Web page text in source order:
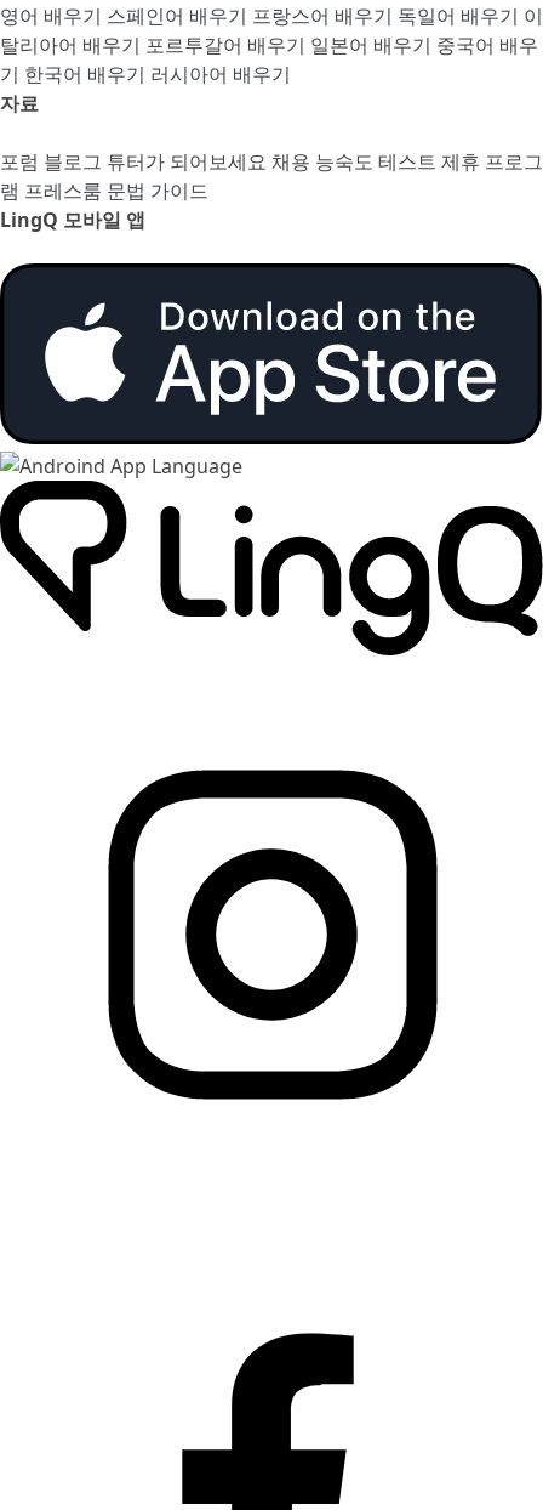
영어 배우기 스페인어 배우기 프랑스어 배우기 독일어 배우기 이
탈리아어 배우기 포르투갈어 배우기 일본어 배우기 중국어 배우
기 한국어 배우기 러시아어 배우기
자료
포럼 블로그 튜터가 되어보세요 채용 능숙도 테스트 제휴 프로그
램 프레스룸 문법 가이드
LingQ 모바일 앱